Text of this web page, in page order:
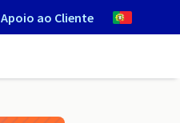
Apoio ao Cliente